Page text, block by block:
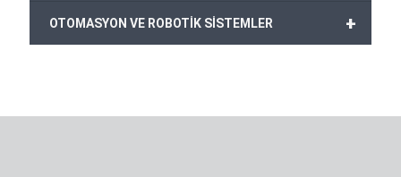
+
OTOMASYON VE ROBOTİK SİSTEMLER